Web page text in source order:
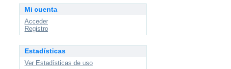
Mi cuenta
Acceder
Registro
Estadísticas
Ver Estadísticas de uso